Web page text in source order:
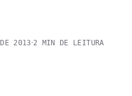
2013·2 MIN DE LEITURA